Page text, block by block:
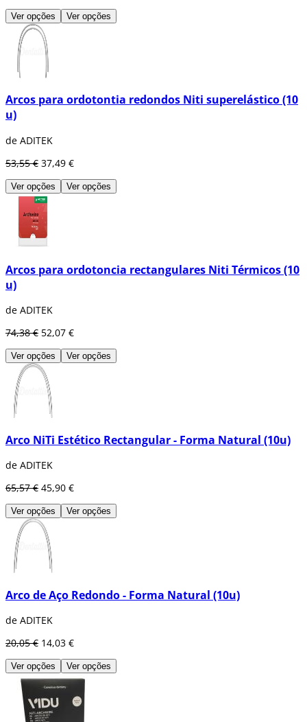
Ver opções Ver opções
Arcos para ordotontia redondos Niti superelástico (10
u)
de ADITEK
53,55 € 37,49 €
Ver opções Ver opções
Arcos para ordotoncia rectangulares Niti Térmicos (10
u)
de ADITEK
74,38 € 52,07 €
Ver opções Ver opções
Arco NiTi Estético Rectangular - Forma Natural (10u)
de ADITEK
65,57 € 45,90 €
Ver opções Ver opções
Arco de Aço Redondo - Forma Natural (10u)
de ADITEK
20,05 € 14,03 €
Ver opções Ver opções